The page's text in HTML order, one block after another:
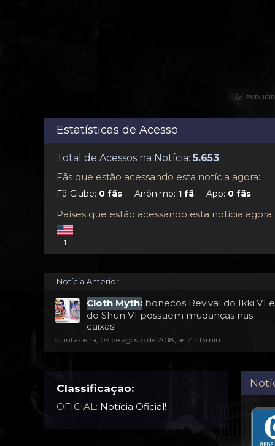

Estatísticas de Acesso
Total de Acessos na Notícia:
Fãs que estão acessando esta notícia agora:
Fã-Clube: Anônimo: App:
Países que estão acessando esta notícia agora:
1
Notícia Anterior
Cloth Myth: bonecos Revival do Ikki V1 e
do Shun V1 possuem mudanças nas
caixas!
quinta-feira, 09 de agosto de 2018, as 21h13min
Classificação:
OFICIAL: Notícia Oficial!